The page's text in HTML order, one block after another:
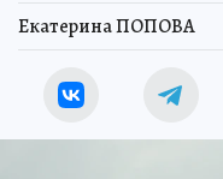
Екатерина ПОПОВА